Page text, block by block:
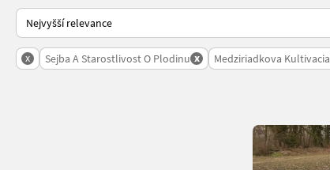
Takto se řadí nabídky na Landwirt.com
x Sejba A Starostlivost O Plodinu x Medziriadkova Kultivacia